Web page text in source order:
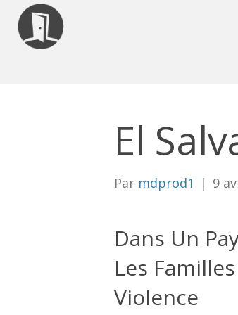
El
Par mdprod1 | 9
Dans Un
Les
Violence